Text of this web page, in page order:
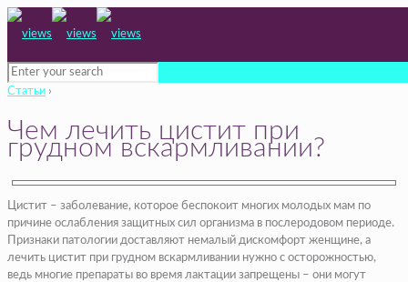
Статьи ›
Чем лечить цистит при
грудном вскармливании?
Цистит – заболевание, которое беспокоит многих молодых мам по
причине ослабления защитных сил организма в послеродовом периоде.
Признаки патологии доставляют немалый дискомфорт женщине, а
лечить цистит при грудном вскармливании нужно с осторожностью,
ведь многие препараты во время лактации запрещены – они могут